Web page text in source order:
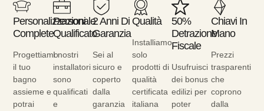
Personalizzazioni
Complete
Progettiamo
il tuo
bagno
assieme e
potrai
Personale
Qualificato
I nostri
installatori
sono
qualificati
e
2 Anni Di
Garanzia
Sei al
sicuro e
coperto
dalla
garanzia
Qualità
Installiamo
solo
prodotti di
qualità
certificata
italiana
50%
Detrazione
Fiscale
Usufruisci
dei bonus
edilizi per
poter
Chiavi In
Mano
Prezzi
trasparenti
che
coprono
dalla